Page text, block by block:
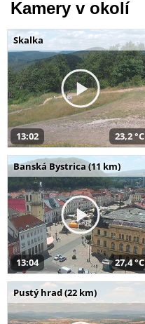
Kamery v okolí
Skalka
13:02 23,2 °C
Banská Bystrica (11 km)
13:04 27,4 °C
Pustý hrad (22 km)